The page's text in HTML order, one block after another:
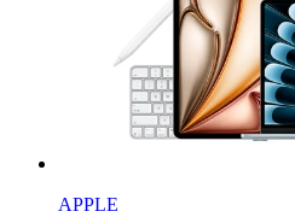
APPLE